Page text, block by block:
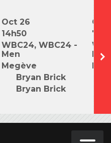
Oct 26
14h50
WBC24, WBC24 -
Men
Megève
Bryan Brick
Bryan Brick
Oct